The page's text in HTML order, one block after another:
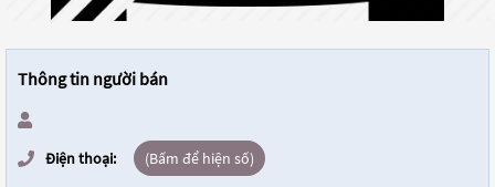
Thông tin người bán
Điện thoại: (Bấm để hiện số)